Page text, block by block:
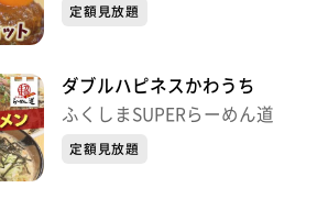
定額見放題
ダブルハピネスかわうち
ふくしまSUPERらーめん道
定額見放題